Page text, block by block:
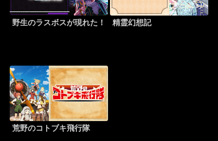
野生のラスボスが現れた！ 精霊幻想記
荒野のコトブキ飛行隊